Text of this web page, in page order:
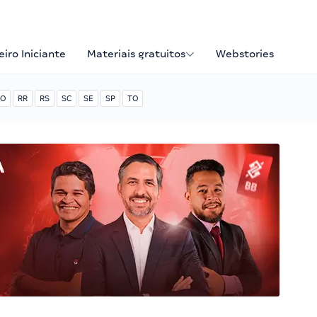
Iniciante Materiais gratuitos Webstories
RR RS SC SE SP TO